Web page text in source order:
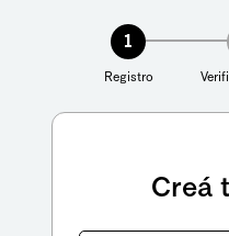
1
Registro
Creá